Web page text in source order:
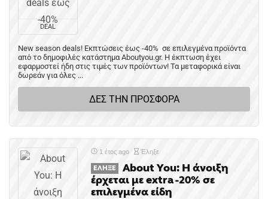
DEAL
New season deals! Εκπτώσεις έως -40% σε επιλεγμένα προϊόντα
από το δημοφιλές κατάστημα Aboutyou.gr. H έκπτωση έχει
εφαρμοστεί ήδη στις τιμές των προϊόντων! Τα μεταφορικά είναι
δωρεάν για όλες ...
ΔΕΣ ΤΗΝ ΠΡΟΣΦΟΡΑ
1 έτος ago Έληξε
ΈΛΗΞΕ
About You: Η άνοιξη
έρχεται με extra -20% σε
επιλεγμένα είδη